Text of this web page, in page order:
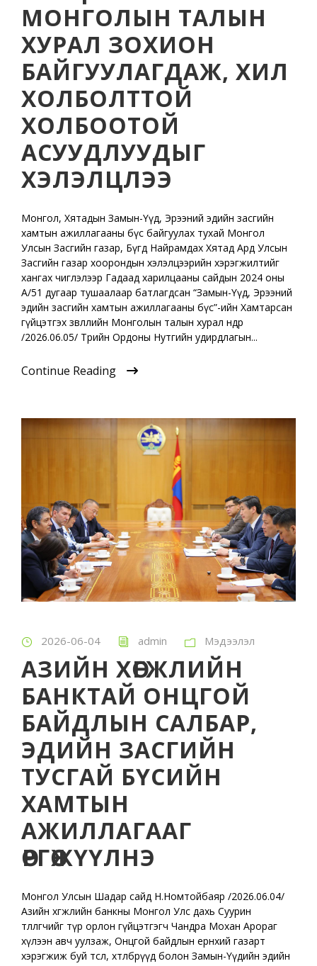
МОНГОЛЫН ТАЛЫН
ХУРАЛ ЗОХИОН
БАЙГУУЛАГДАЖ, ХИЛ
ХОЛБОЛТТОЙ
ХОЛБООТОЙ
АСУУДЛУУДЫГ
ХЭЛЭЛЦЛЭЭ
Монгол, Хятадын Замын-Үүд, Эрээний эдийн засгийн
хамтын ажиллагааны бүс байгуулах тухай Монгол
Улсын Засгийн газар, Бүгд Найрамдах Хятад Ард Улсын
Засгийн газар хоорондын хэлэлцээрийн хэрэгжилтийг
хангах чиглэлээр Гадаад харилцааны сайдын 2024 оны
А/51 дугаар тушаалаар батлагдсан “Замын-Үүд, Эрээний
эдийн засгийн хамтын ажиллагааны бүс”-ийн Хамтарсан
гүйцэтгэх зөвлөлийн Монголын талын хурал өнөөдөр
/2026.06.05/ Төрийн Ордоны Нутгийн удирдлагын...
Continue Reading
2026-06-04 admin Мэдээлэл
АЗИЙН ХӨГЖЛИЙН
БАНКТАЙ ОНЦГОЙ
БАЙДЛЫН САЛБАР,
ЭДИЙН ЗАСГИЙН
ТУСГАЙ БҮСИЙН
ХАМТЫН
АЖИЛЛАГААГ
ӨРГӨЖҮҮЛНЭ
Монгол Улсын Шадар сайд Н.Номтойбаяр /2026.06.04/
Азийн хөгжлийн банкны Монгол Улс дахь Суурин
төлөөлөгчийг түр орлон гүйцэтгэгч Чандра Мохан Арораг
хүлээн авч уулзаж, Онцгой байдлын ерөнхий газарт
хэрэгжиж буй төсөл, хөтөлбөрүүд болон Замын-Үүдийн эдийн